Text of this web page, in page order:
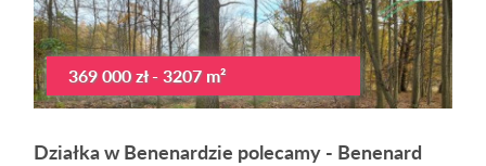
369 000 zł - 3207 m²
Działka w Benenardzie polecamy - Benenard